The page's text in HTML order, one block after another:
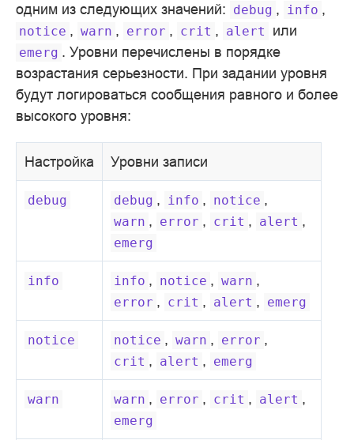
одним из следующих значений: debug , info ,
notice , warn , error , crit , alert или
emerg . Уровни перечислены в порядке
возрастания серьезности. При задании уровня
будут логироваться сообщения равного и более
высокого уровня:
Настройка Уровни записи
debug debug , info , notice ,
warn , error , crit , alert ,
emerg
info info , notice , warn ,
error , crit , alert , emerg
notice notice , warn , error ,
crit , alert , emerg
warn warn , error , crit , alert ,
emerg